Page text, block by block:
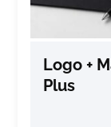
Logo +
Plus